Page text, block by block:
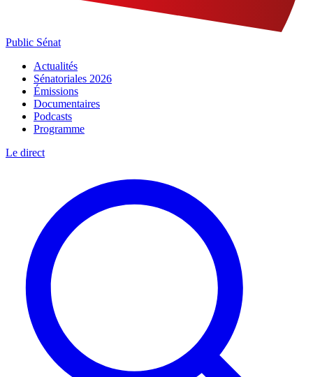
Public Sénat
Actualités
Sénatoriales 2026
Émissions
Documentaires
Podcasts
Programme
Le direct